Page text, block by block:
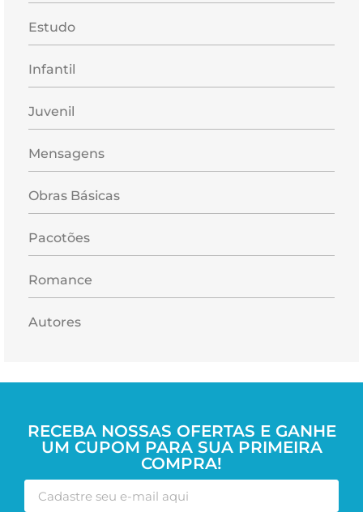
Estudo
Infantil
Juvenil
Mensagens
Obras Básicas
Pacotões
Romance
Autores
RECEBA NOSSAS OFERTAS E GANHE
UM CUPOM PARA SUA PRIMEIRA
COMPRA!